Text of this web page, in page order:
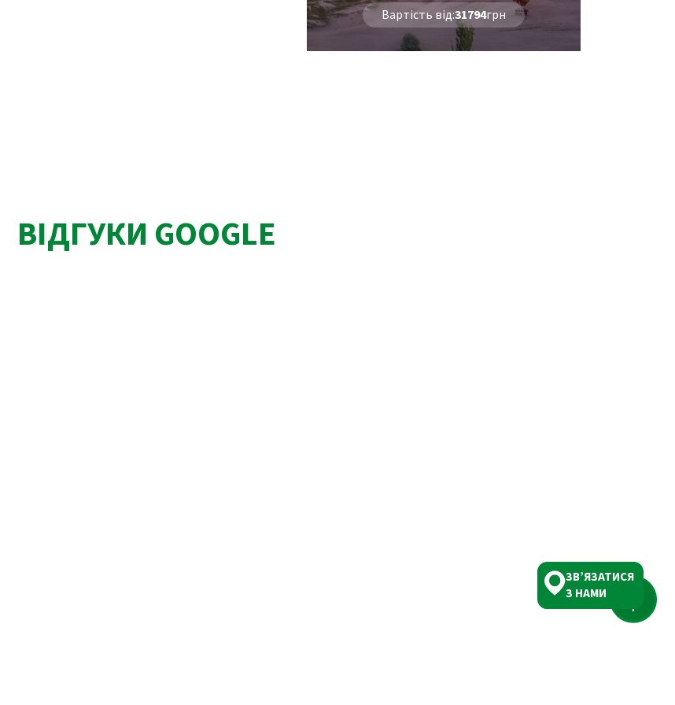
Вартість від:31794грн
ВІДГУКИ GOOGLE
ЗВ’ЯЗАТИСЯ
З НАМИ